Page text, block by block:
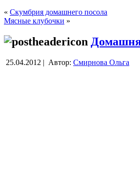
« Скумбрия домашнего посола
Мясные клубочки »
25.04.2012 | Автор: Смирнова Ольга